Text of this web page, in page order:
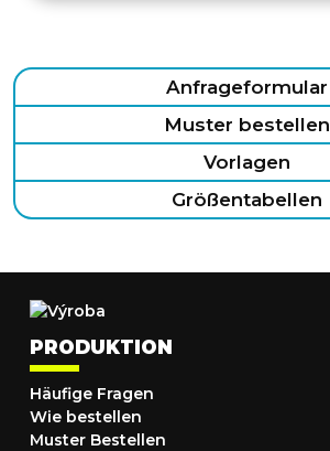
Anfrageformular
Muster bestellen
Vorlagen
Größentabellen
PRODUKTION
Häufige Fragen
Wie bestellen
Muster Bestellen